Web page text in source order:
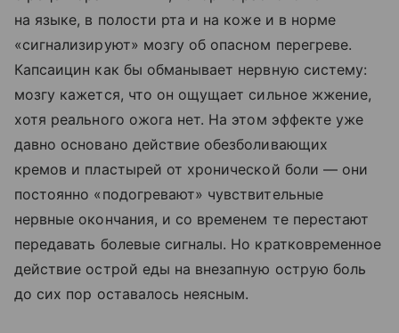
на языке, в полости рта и на коже и в норме
«сигнализируют» мозгу об опасном перегреве.
Капсаицин как бы обманывает нервную систему:
мозгу кажется, что он ощущает сильное жжение,
хотя реального ожога нет. На этом эффекте уже
давно основано действие обезболивающих
кремов и пластырей от хронической боли — они
постоянно «подогревают» чувствительные
нервные окончания, и со временем те перестают
передавать болевые сигналы. Но кратковременное
действие острой еды на внезапную острую боль
до сих пор оставалось неясным.